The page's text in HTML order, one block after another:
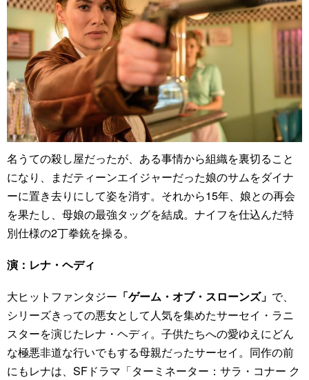
名うての殺し屋だったが、ある事情から組織を裏切ること
になり、まだティーンエイジャーだった娘のサムをダイナ
ーに置き去りにして姿を消す。それから15年、娘との再会
を果たし、母娘の最強タッグを結成。ナイフを仕込んだ特
別仕様の2丁拳銃を操る。
演：レナ・ヘディ
大ヒットファンタジー 「ゲーム・オブ・スローンズ」 で、
シリーズきっての悪女として人気を集めたサーセイ・ラニ
スターを演じたレナ・ヘディ。子供たちへの愛ゆえにどん
な極悪非道な行いでもする母親だったサーセイ。同作の前
にもレナは、SFドラマ「ターミネーター：サラ・コナー ク